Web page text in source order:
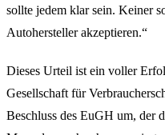
sollte jedem klar sein. Keiner
Autohersteller akzeptieren.“
Dieses Urteil ist ein voller
Gesellschaft für
Beschluss des EuGH um, der